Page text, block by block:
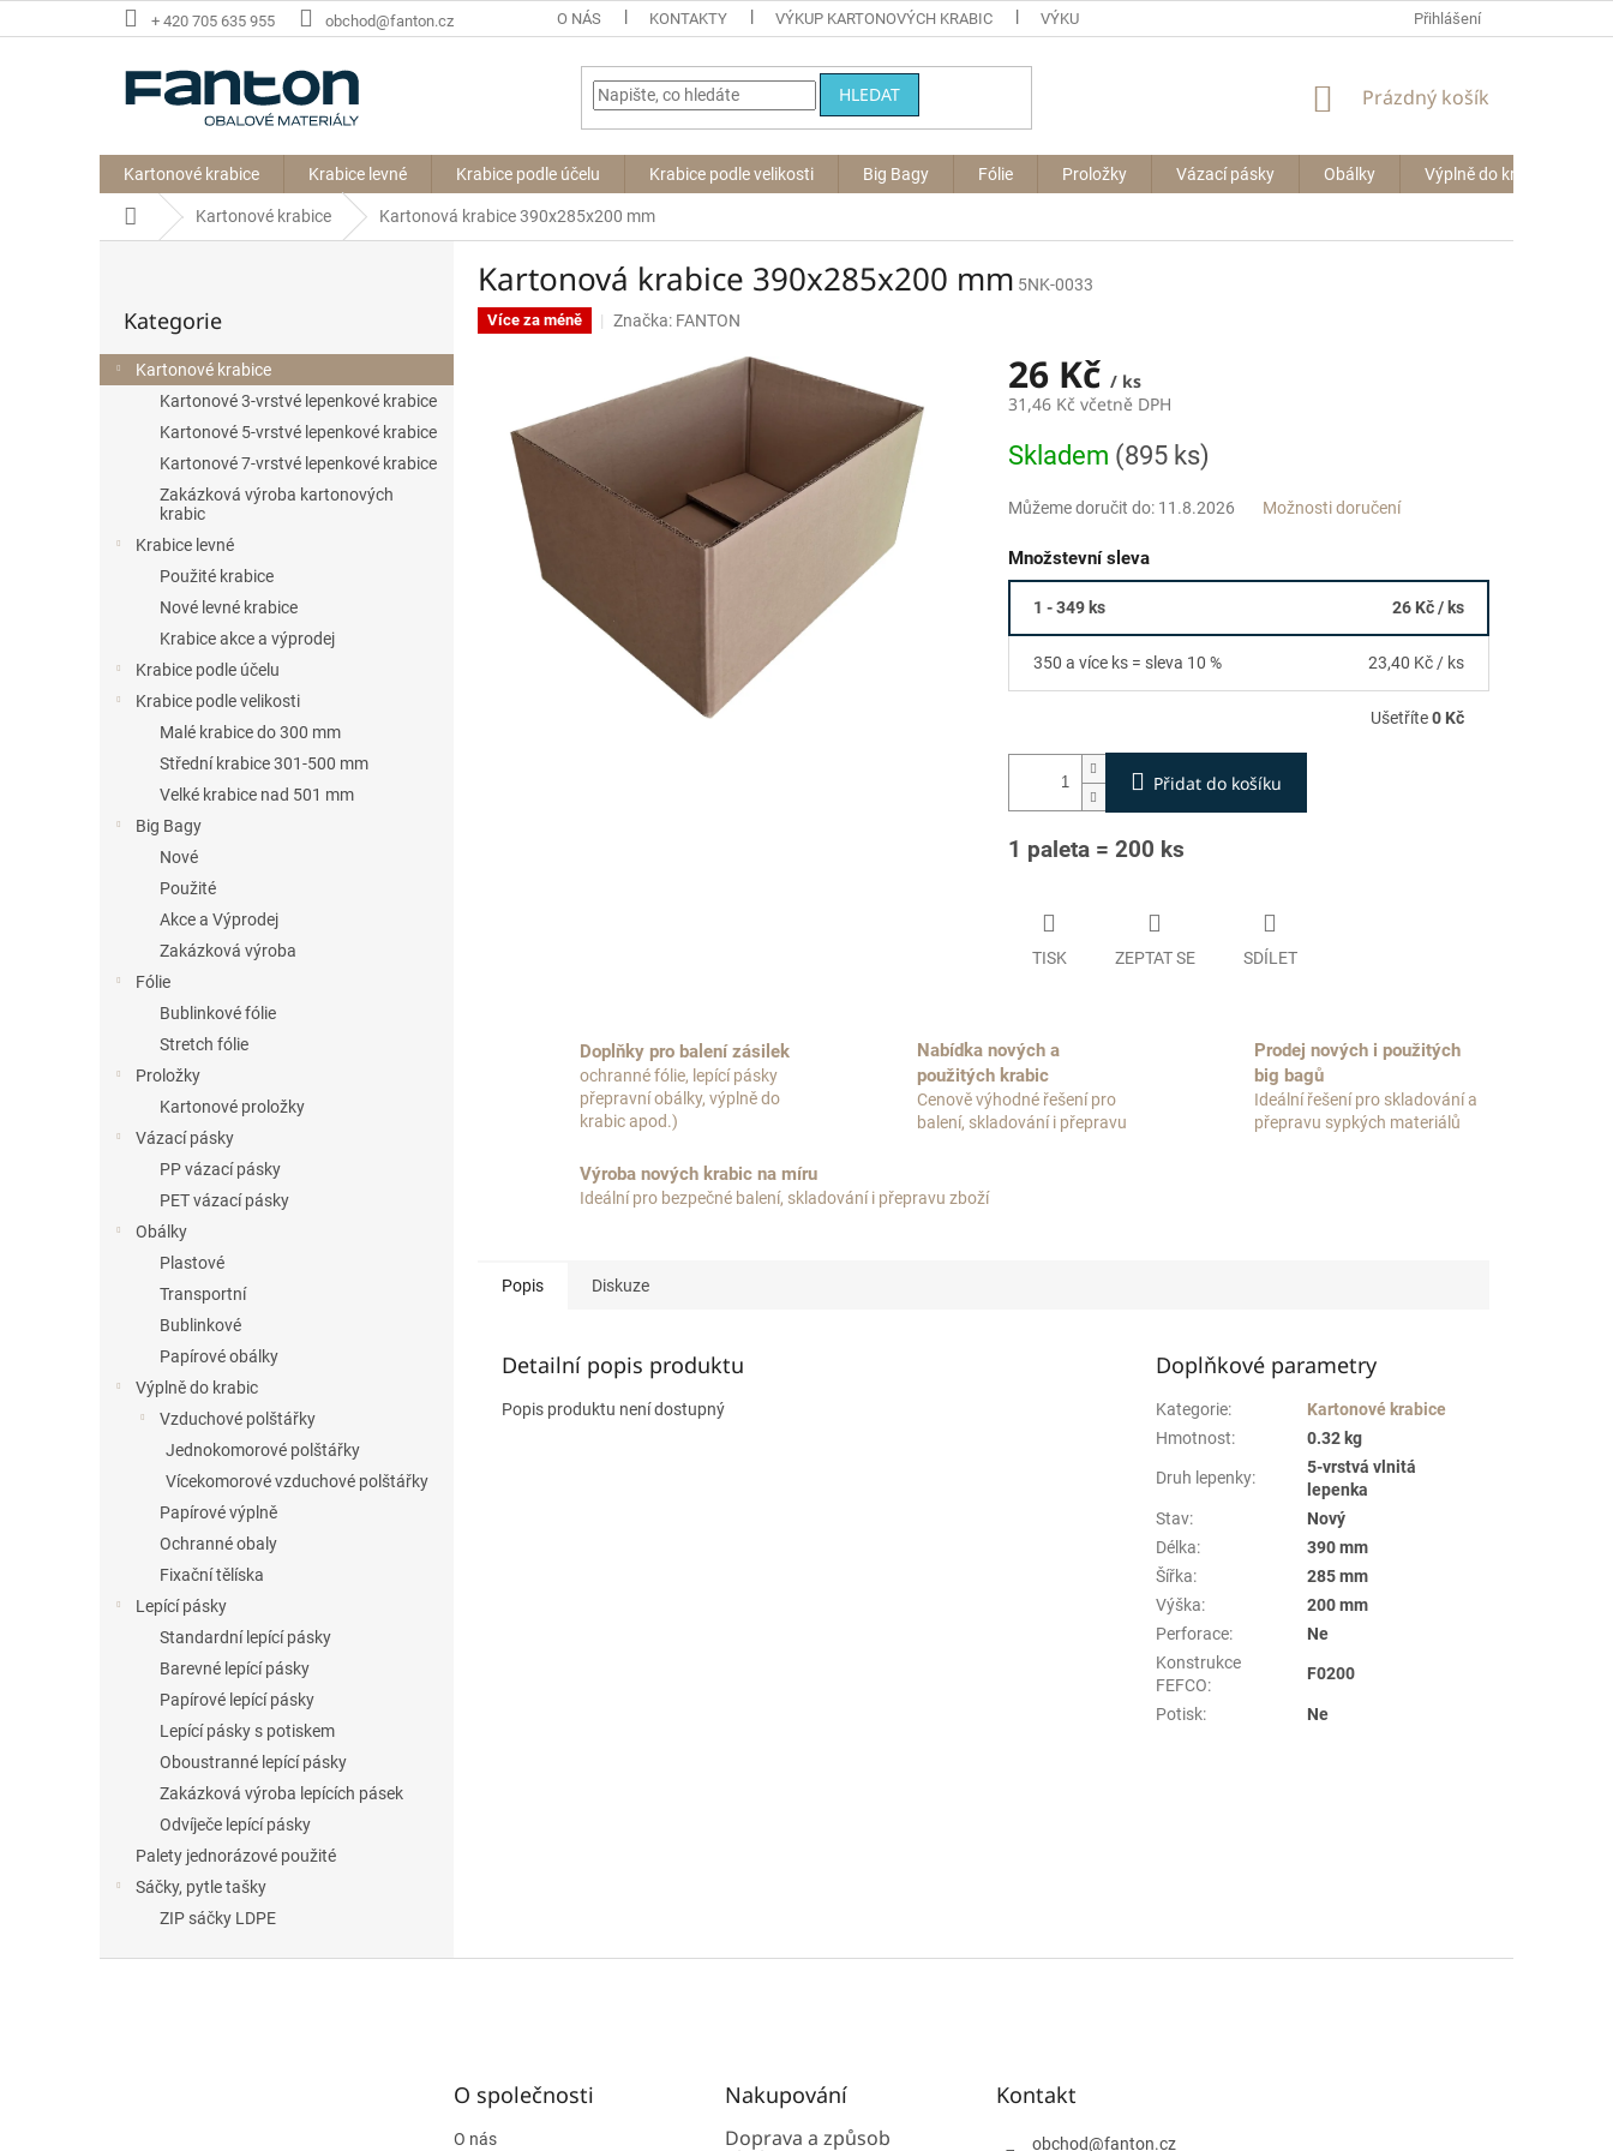
na
+ 420 705 635 955 obchod@fanton.cz O NÁS KONTAKTY VÝKUP KARTONOVÝCH KRABIC VÝKUP BIG BAGŮ Přihlášení
HLEDAT
NÁKUPNÍ
Prázdný košík
Kartonové krabice Krabice levné Krabice podle účelu Krabice podle velikosti Big Bagy Fólie Proložky Vázací pásky Obálky Výplně do krabic
Domů Kartonové krabice Kartonová krabice 390x285x200 mm
r
a
kategorie
Kategorie
Kartonové krabice
Kartonové 3-vrstvé lepenkové krabice
Kartonové 5-vrstvé lepenkové krabice
Kartonové 7-vrstvé lepenkové krabice
Zakázková výroba kartonových
krabic
Krabice levné
Použité krabice
Nové levné krabice
Krabice akce a výprodej
Krabice podle účelu
Krabice podle velikosti
Malé krabice do 300 mm
Střední krabice 301-500 mm
Velké krabice nad 501 mm
Big Bagy
Nové
Použité
Akce a Výprodej
Zakázková výroba
Fólie
Bublinkové fólie
Stretch fólie
Proložky
Kartonové proložky
Vázací pásky
PP vázací pásky
PET vázací pásky
Obálky
Plastové
Transportní
Bublinkové
Papírové obálky
Výplně do krabic
Vzduchové polštářky
Jednokomorové polštářky
Vícekomorové vzduchové polštářky
Papírové výplně
Ochranné obaly
Fixační tělíska
Lepící pásky
Standardní lepící pásky
Barevné lepící pásky
Papírové lepící pásky
Lepící pásky s potiskem
Oboustranné lepící pásky
Zakázková výroba lepících pásek
Odvíječe lepící pásky
Palety jednorázové použité
Sáčky, pytle tašky
ZIP sáčky LDPE
Kartonová krabice 390x285x200 mm 5NK-0033
Více za méně Značka: FANTON
26 Kč / ks
31,46 Kč včetně DPH
cena:
Skladem (895 ks)
Můžeme doručit do: 11.8.2026 Možnosti doručení
Množstevní sleva
1 - 349 ks 26 Kč/ ks
350 a více ks = sleva 10 % 23,40 Kč / ks
Ušetříte0 Kč
Přidat do košíku
1 paleta = 200 ks
TISK ZEPTAT SE SDÍLET
Doplňky pro balení zásilek
ochranné fólie, lepící pásky
přepravní obálky, výplně do
krabic apod.)
Nabídka nových a
použitých krabic
Cenově výhodné řešení pro
balení, skladování i přepravu
Prodej nových i použitých
big bagů
Ideální řešení pro skladování a
přepravu sypkých materiálů
Výroba nových krabic na míru
Ideální pro bezpečné balení, skladování i přepravu zboží
Popis Diskuze
Detailní popis produktu
Popis produktu není dostupný
Doplňkové parametry
Kategorie:
Kartonové krabice
Hmotnost: 0.32 kg
Druh lepenky:
5-vrstvá vlnitá
lepenka
Stav:
Nový
Délka:
390 mm
Šířka:
285 mm
Výška:
200 mm
Perforace:
Ne
Konstrukce
FEFCO:
F0200
Potisk: Ne
O společnosti
O nás
Nakupování
Doprava a způsob
Kontakt
obchod@fanton.cz